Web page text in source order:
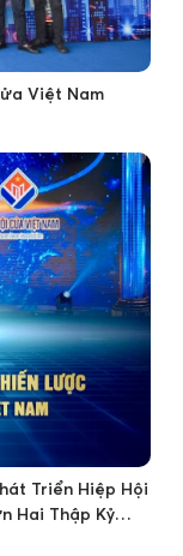
Việt Nam
Triển Hiệp Hội
Hai Thập Kỷ